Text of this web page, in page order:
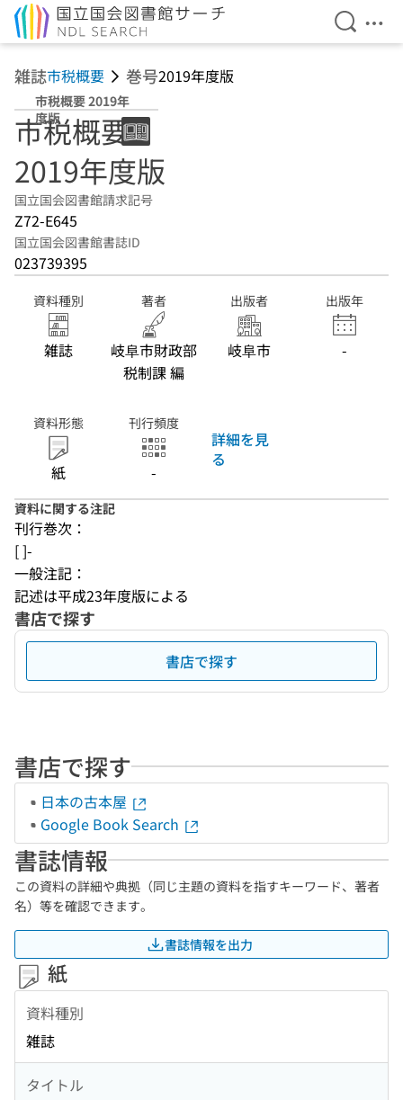
検索を
メ
雑誌市税概要 巻号2019年度版
市税概要 2019年
度版
市税概要
2019年度版
国立国会図書館請求記号
Z72-E645
国立国会図書館書誌ID
023739395
資料種別
雑誌
著者
岐阜市財政部
税制課 編
出版者
岐阜市
出版年
-
資料形態
紙
刊行頻度
-
詳細を見
る
資料に関する注記
刊行巻次：
[ ]-
一般注記：
記述は平成23年度版による
書店で探す
書店で探す
書店で探す
日本の古本屋
Google Book Search
書誌情報
この資料の詳細や典拠（同じ主題の資料を指すキーワード、著者
名）等を確認できます。
書誌情報を出力
紙
資料種別
雑誌
タイトル